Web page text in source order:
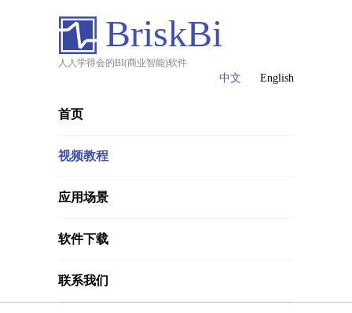
BriskBi
人人学得会的BI(商业智能)软件
中文 English
首页
视频教程
应用场景
软件下载
联系我们